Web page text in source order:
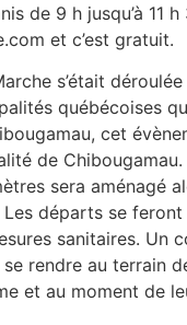
de 9 h jusqu’à 11
et c’est gratuit.
s’était
québécoises
cet
de
sera aménagé
départs se
sanitaires. Un
rendre au terrain
et au moment de